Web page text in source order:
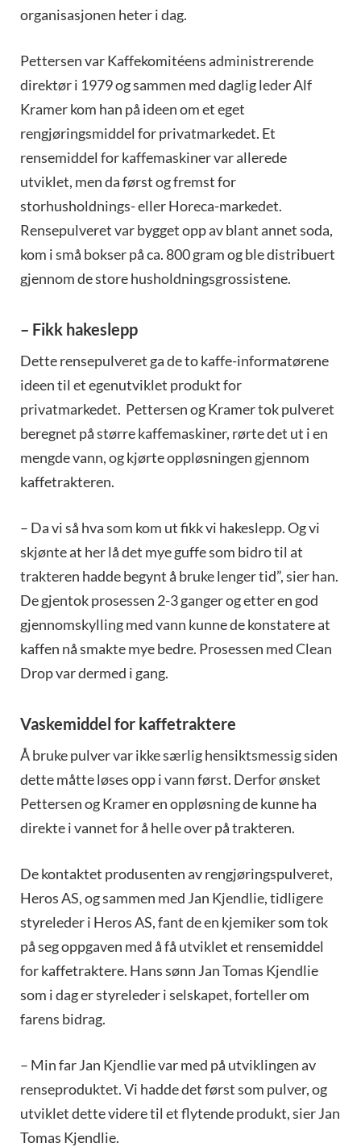
organisasjonen heter i dag.
Pettersen var Kaffekomitéens administrerende
direktør i 1979 og sammen med daglig leder Alf
Kramer kom han på ideen om et eget
rengjøringsmiddel for privatmarkedet. Et
rensemiddel for kaffemaskiner var allerede
utviklet, men da først og fremst for
storhusholdnings- eller Horeca-markedet.
Rensepulveret var bygget opp av blant annet soda,
kom i små bokser på ca. 800 gram og ble distribuert
gjennom de store husholdningsgrossistene.
– Fikk hakeslepp
Dette rensepulveret ga de to kaffe-informatørene
ideen til et egenutviklet produkt for
privatmarkedet. Pettersen og Kramer tok pulveret
beregnet på større kaffemaskiner, rørte det ut i en
mengde vann, og kjørte oppløsningen gjennom
kaffetrakteren.
– Da vi så hva som kom ut fikk vi hakeslepp. Og vi
skjønte at her lå det mye guffe som bidro til at
trakteren hadde begynt å bruke lenger tid”, sier han.
De gjentok prosessen 2-3 ganger og etter en god
gjennomskylling med vann kunne de konstatere at
kaffen nå smakte mye bedre. Prosessen med Clean
Drop var dermed i gang.
Vaskemiddel for kaffetraktere
Å bruke pulver var ikke særlig hensiktsmessig siden
dette måtte løses opp i vann først. Derfor ønsket
Pettersen og Kramer en oppløsning de kunne ha
direkte i vannet for å helle over på trakteren.
De kontaktet produsenten av rengjøringspulveret,
Heros AS, og sammen med Jan Kjendlie, tidligere
styreleder i Heros AS, fant de en kjemiker som tok
på seg oppgaven med å få utviklet et rensemiddel
for kaffetraktere. Hans sønn Jan Tomas Kjendlie
som i dag er styreleder i selskapet, forteller om
farens bidrag.
– Min far Jan Kjendlie var med på utviklingen av
renseproduktet. Vi hadde det først som pulver, og
utviklet dette videre til et flytende produkt, sier Jan
Tomas Kjendlie.